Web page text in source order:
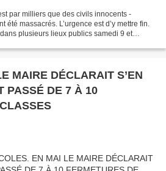
par milliers que des civils innocents -
été massacrés. L’urgence est d’y mettre fin.
plusieurs lieux publics samedi 9 et
MAIRE DÉCLARAIT S’EN
PASSÉ DE 7 À 10